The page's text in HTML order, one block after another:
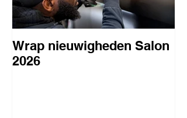
Wrap nieuwigheden Salon
2026